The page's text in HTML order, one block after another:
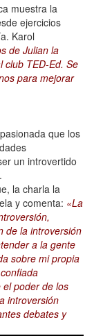
muestra la
ejercicios
Karol
de Julian la
club TED-Ed. Se
para mejorar
que los
un introvertido
la charla la
y comenta: «La
de la introversión
a la gente
sobre mi propia
poder de los
introversión
debates y